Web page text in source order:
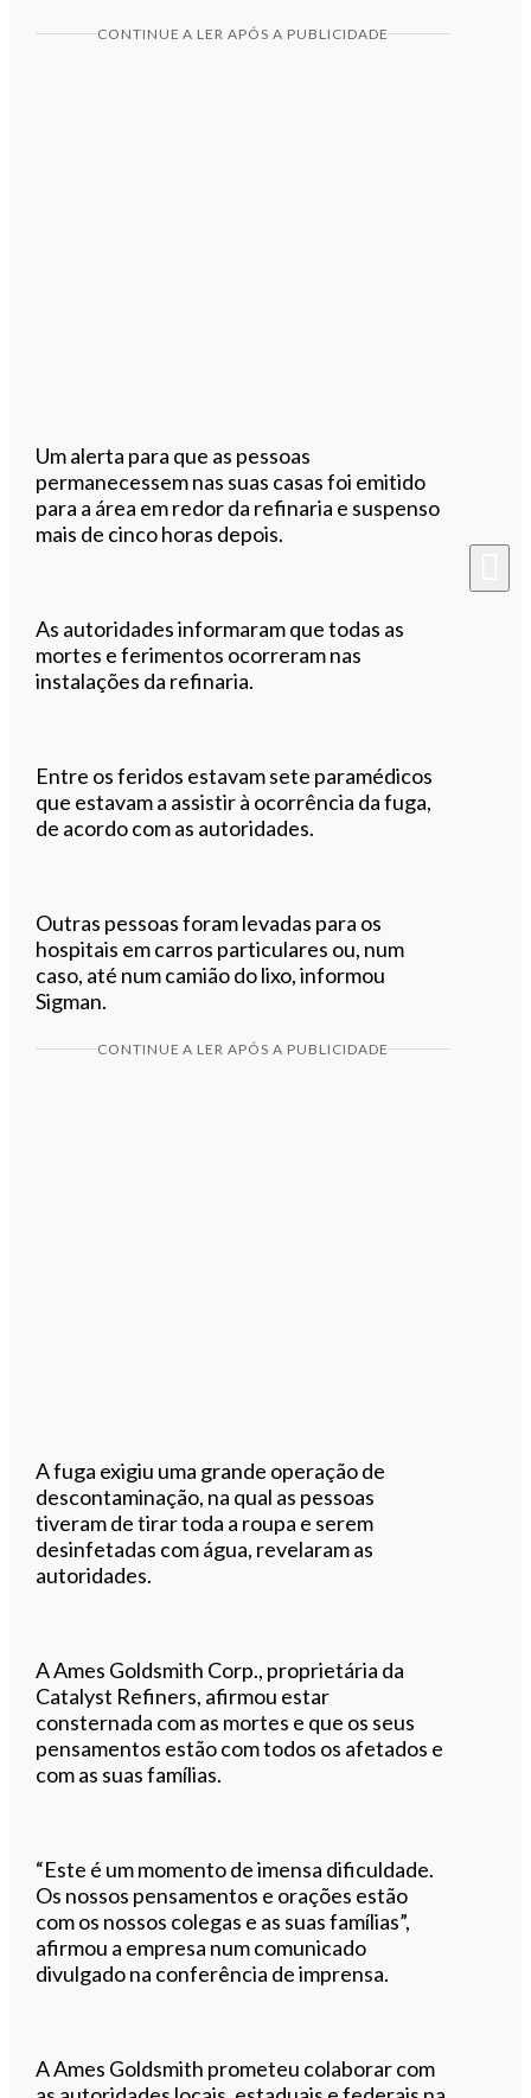
CONTINUE A LER APÓS A PUBLICIDADE
Um alerta para que as pessoas
permanecessem nas suas casas foi emitido
para a área em redor da refinaria e suspenso
mais de cinco horas depois.
As autoridades informaram que todas as
mortes e ferimentos ocorreram nas
instalações da refinaria.
Entre os feridos estavam sete paramédicos
que estavam a assistir à ocorrência da fuga,
de acordo com as autoridades.
Outras pessoas foram levadas para os
hospitais em carros particulares ou, num
caso, até num camião do lixo, informou
Sigman.
CONTINUE A LER APÓS A PUBLICIDADE
A fuga exigiu uma grande operação de
descontaminação, na qual as pessoas
tiveram de tirar toda a roupa e serem
desinfetadas com água, revelaram as
autoridades.
A Ames Goldsmith Corp., proprietária da
Catalyst Refiners, afirmou estar
consternada com as mortes e que os seus
pensamentos estão com todos os afetados e
com as suas famílias.
“Este é um momento de imensa dificuldade.
Os nossos pensamentos e orações estão
com os nossos colegas e as suas famílias”,
afirmou a empresa num comunicado
divulgado na conferência de imprensa.
A Ames Goldsmith prometeu colaborar com